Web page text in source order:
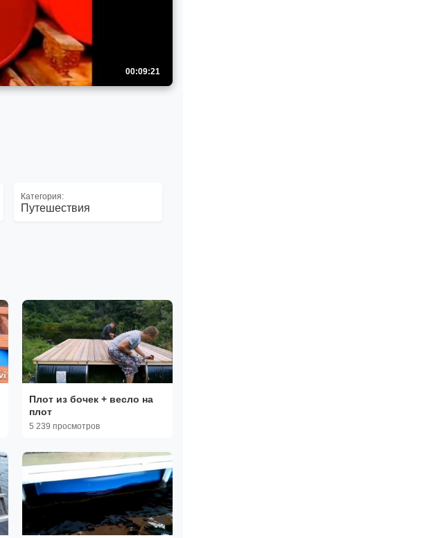
00:09:21
Категория:
Путешествия
Плот из бочек + весло на
плот
5 239 просмотров